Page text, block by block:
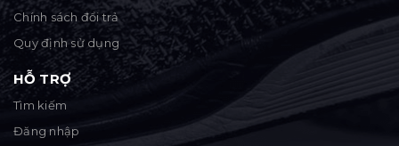
Chính sách đổi trả
Quy định sử dụng
HỖ TRỢ
Tìm kiếm
Đăng nhập